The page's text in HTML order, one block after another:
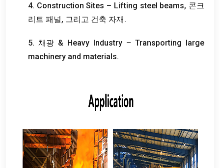
4. Construction Sites – Lifting steel beams, 콘크
리트 패널, 그리고 건축 자재.
5. 채광 & Heavy Industry – Transporting large
machinery and materials.